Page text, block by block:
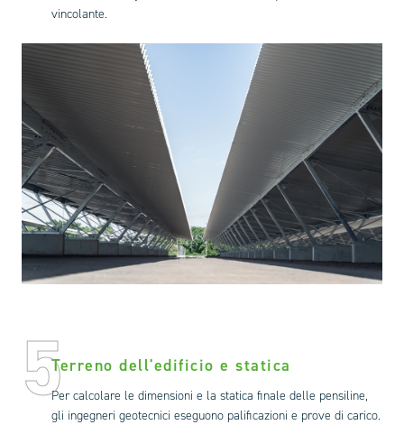
vincolante.
5Terreno dell'edificio e statica
Per calcolare le dimensioni e la statica finale delle pensiline,
gli ingegneri geotecnici eseguono palificazioni e prove di carico.